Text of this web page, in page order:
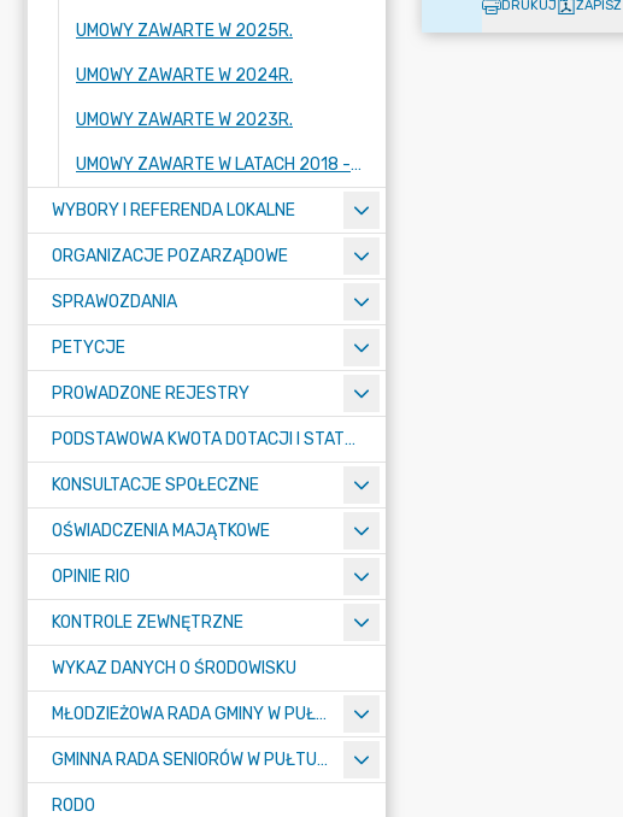
UMOWY ZAWARTE W 2025R.
UMOWY ZAWARTE W 2024R.
UMOWY ZAWARTE W 2023R.
UMOWY ZAWARTE W LATACH 2018 - 2022
WYBORY I REFERENDA LOKALNE
ORGANIZACJE POZARZĄDOWE
SPRAWOZDANIA
PETYCJE
PROWADZONE REJESTRY
PODSTAWOWA KWOTA DOTACJI I STATYSTYCZNA LICZBA UCZNIÓW
KONSULTACJE SPOŁECZNE
OŚWIADCZENIA MAJĄTKOWE
OPINIE RIO
KONTROLE ZEWNĘTRZNE
WYKAZ DANYCH O ŚRODOWISKU
MŁODZIEŻOWA RADA GMINY W PUŁTUSKU
GMINNA RADA SENIORÓW W PUŁTUSKU
RODO
DRUKUJ